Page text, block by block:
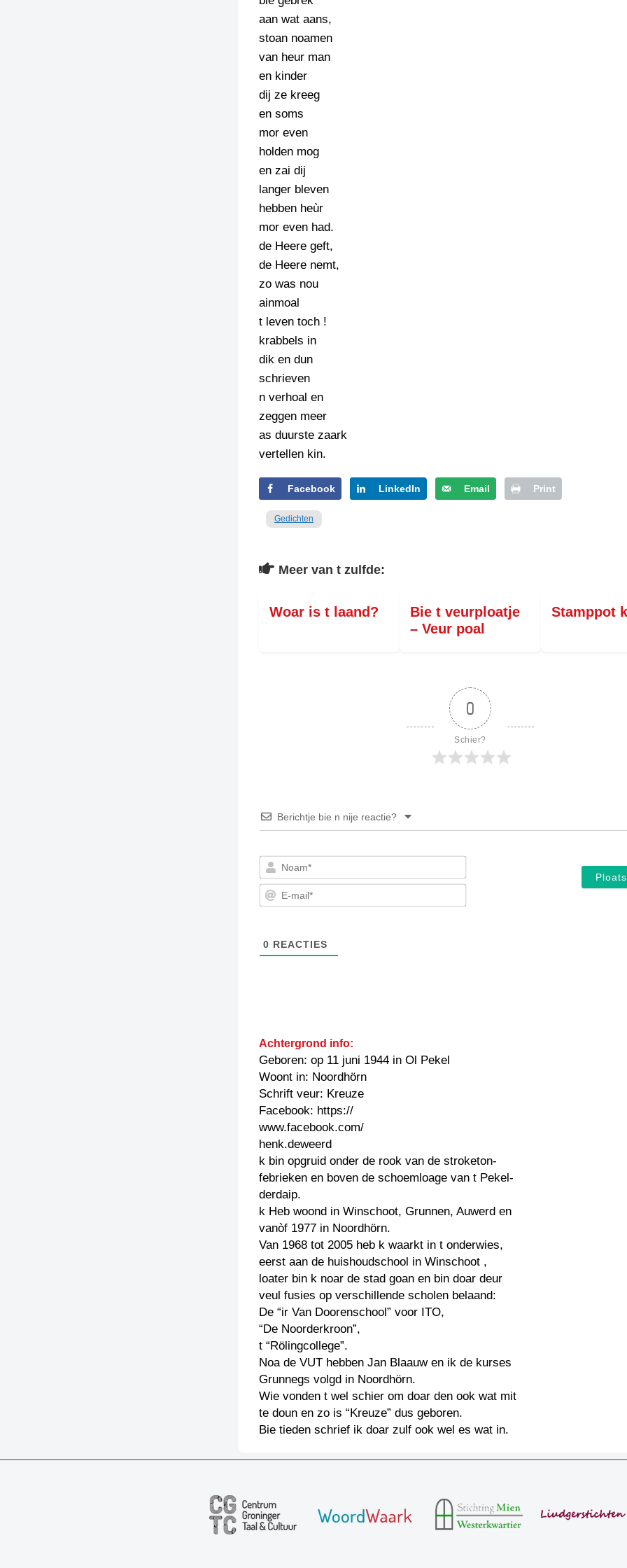
TIEDSCHRIFT
KREUZE
VERHOALEN
aan wat aans,
stoan noamen
van heur man
en kinder
dij ze kreeg
en soms
mor even
holden mog
en zai dij
langer bleven
hebben heùr
mor even had.
de Heere geft,
de Heere nemt,
zo was nou
ainmoal
t leven toch !
krabbels in
dik en dun
schrieven
n verhoal en
zeggen meer
as duurste zaark
vertellen kin.
Facebook LinkedIn Email Print
Gedichten
Meer van t zulfde:
Woar is t laand?
Bie t veurploatje
– Veur poal
Stamppot
0
Schier?
Berichtje bie n nije reactie?
Noam*
E-
0 REACTIES
Achtergrond info:
Geboren: op 11 juni 1944 in Ol Pekel
Woont in: Noordhörn
Schrift veur: Kreuze
Facebook: https://
www.facebook.com/
henk.deweerd
k bin opgruid onder de rook van de stroketon-
febrieken en boven de schoemloage van t Pekel-
derdaip.
k Heb woond in Winschoot, Grunnen, Auwerd en
vanòf 1977 in Noordhörn.
Van 1968 tot 2005 heb k waarkt in t onderwies,
eerst aan de huishoudschool in Winschoot ,
loater bin k noar de stad goan en bin doar deur
veul fusies op verschillende scholen belaand:
De “ir Van Doorenschool” voor ITO,
“De Noorderkroon”,
t “Rölingcollege”.
Noa de VUT hebben Jan Blaauw en ik de kurses
Grunnegs volgd in Noordhörn.
Wie vonden t wel schier om doar den ook wat mit
te doun en zo is “Kreuze” dus geboren.
Bie tieden schrief ik doar zulf ook wel es wat in.